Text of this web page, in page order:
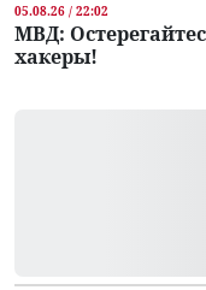
05.08.26 / 22:02
МВД:
хакеры!